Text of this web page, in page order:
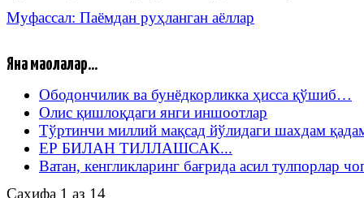
Муфассал: Паёмдан руҳланган аёллар
Яна мақолалар...
Ободончилик ва бунёдкорликка ҳисса қўшиб…
Олис қишлоқдаги янги иншоотлар
Тўртинчи миллий мақсад йўлидаги шахдам
ЕР БИЛАН ТИЛЛАШСАК...
Ватан, кенгликларинг бағрида асил тулпорлар
Саҳифа 1 аз 14